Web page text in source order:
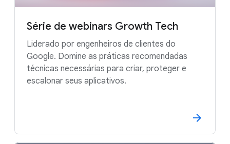
Série de webinars Growth Tech
Liderado por engenheiros de clientes do
Google. Domine as práticas recomendadas
técnicas necessárias para criar, proteger e
escalonar seus aplicativos.